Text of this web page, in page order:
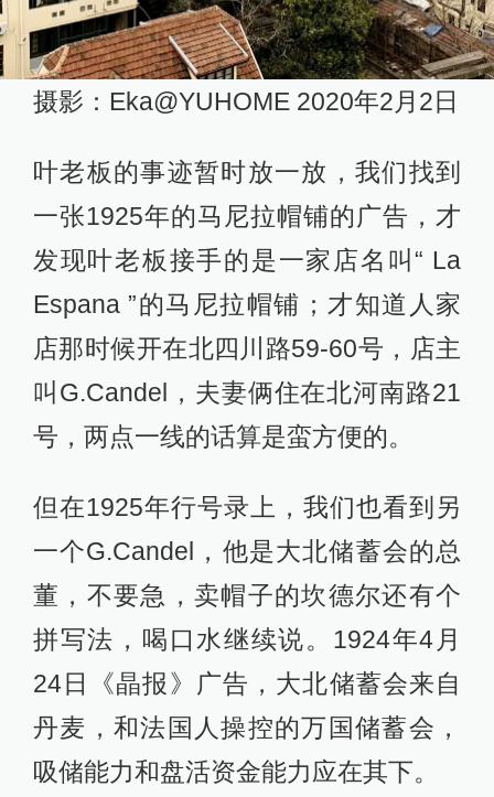
摄影：Eka@YUHOME 2020年2月2日
叶老板的事迹暂时放一放，我们找到
一张1925年的马尼拉帽铺的广告，才
发现叶老板接手的是一家店名叫“ La
Espana ”的马尼拉帽铺；才知道人家
店那时候开在北四川路59-60号，店主
叫G.Candel，夫妻俩住在北河南路21
号，两点一线的话算是蛮方便的。
但在1925年行号录上，我们也看到另
一个G.Candel，他是大北储蓄会的总
董，不要急，卖帽子的坎德尔还有个
拼写法，喝口水继续说。1924年4月
24日《晶报》广告，大北储蓄会来自
丹麦，和法国人操控的万国储蓄会，
吸储能力和盘活资金能力应在其下。